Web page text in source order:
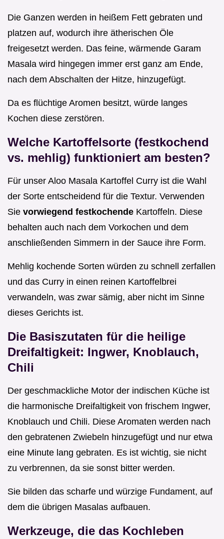
Die Ganzen werden in heißem Fett gebraten und
platzen auf, wodurch ihre ätherischen Öle
freigesetzt werden. Das feine, wärmende Garam
Masala wird hingegen immer erst ganz am Ende,
nach dem Abschalten der Hitze, hinzugefügt.
Da es flüchtige Aromen besitzt, würde langes
Kochen diese zerstören.
Welche Kartoffelsorte (festkochend
vs. mehlig) funktioniert am besten?
Für unser Aloo Masala Kartoffel Curry ist die Wahl
der Sorte entscheidend für die Textur. Verwenden
Sie vorwiegend festkochende Kartoffeln. Diese
behalten auch nach dem Vorkochen und dem
anschließenden Simmern in der Sauce ihre Form.
Mehlig kochende Sorten würden zu schnell zerfallen
und das Curry in einen reinen Kartoffelbrei
verwandeln, was zwar sämig, aber nicht im Sinne
dieses Gerichts ist.
Die Basiszutaten für die heilige
Dreifaltigkeit: Ingwer, Knoblauch,
Chili
Der geschmackliche Motor der indischen Küche ist
die harmonische Dreifaltigkeit von frischem Ingwer,
Knoblauch und Chili. Diese Aromaten werden nach
den gebratenen Zwiebeln hinzugefügt und nur etwa
eine Minute lang gebraten. Es ist wichtig, sie nicht
zu verbrennen, da sie sonst bitter werden.
Sie bilden das scharfe und würzige Fundament, auf
dem die übrigen Masalas aufbauen.
Werkzeuge, die das Kochleben